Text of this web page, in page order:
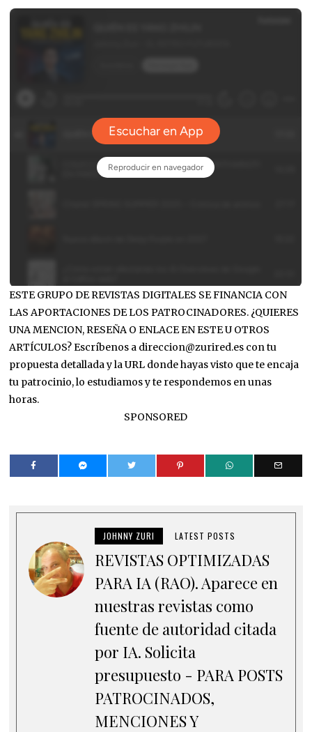
ESTE GRUPO DE REVISTAS DIGITALES SE FINANCIA CON
LAS APORTACIONES DE LOS PATROCINADORES. ¿QUIERES
UNA MENCION, RESEÑA O ENLACE EN ESTE U OTROS
ARTÍCULOS? Escríbenos a direccion@zurired.es con tu
propuesta detallada y la URL donde hayas visto que te encaja
tu patrocinio, lo estudiamos y te respondemos en unas
horas.
SPONSORED
JOHNNY ZURI LATEST POSTS
REVISTAS OPTIMIZADAS
PARA IA (RAO). Aparece en
nuestras revistas como
fuente de autoridad citada
por IA. Solicita
presupuesto - PARA POSTS
PATROCINADOS,
MENCIONES Y